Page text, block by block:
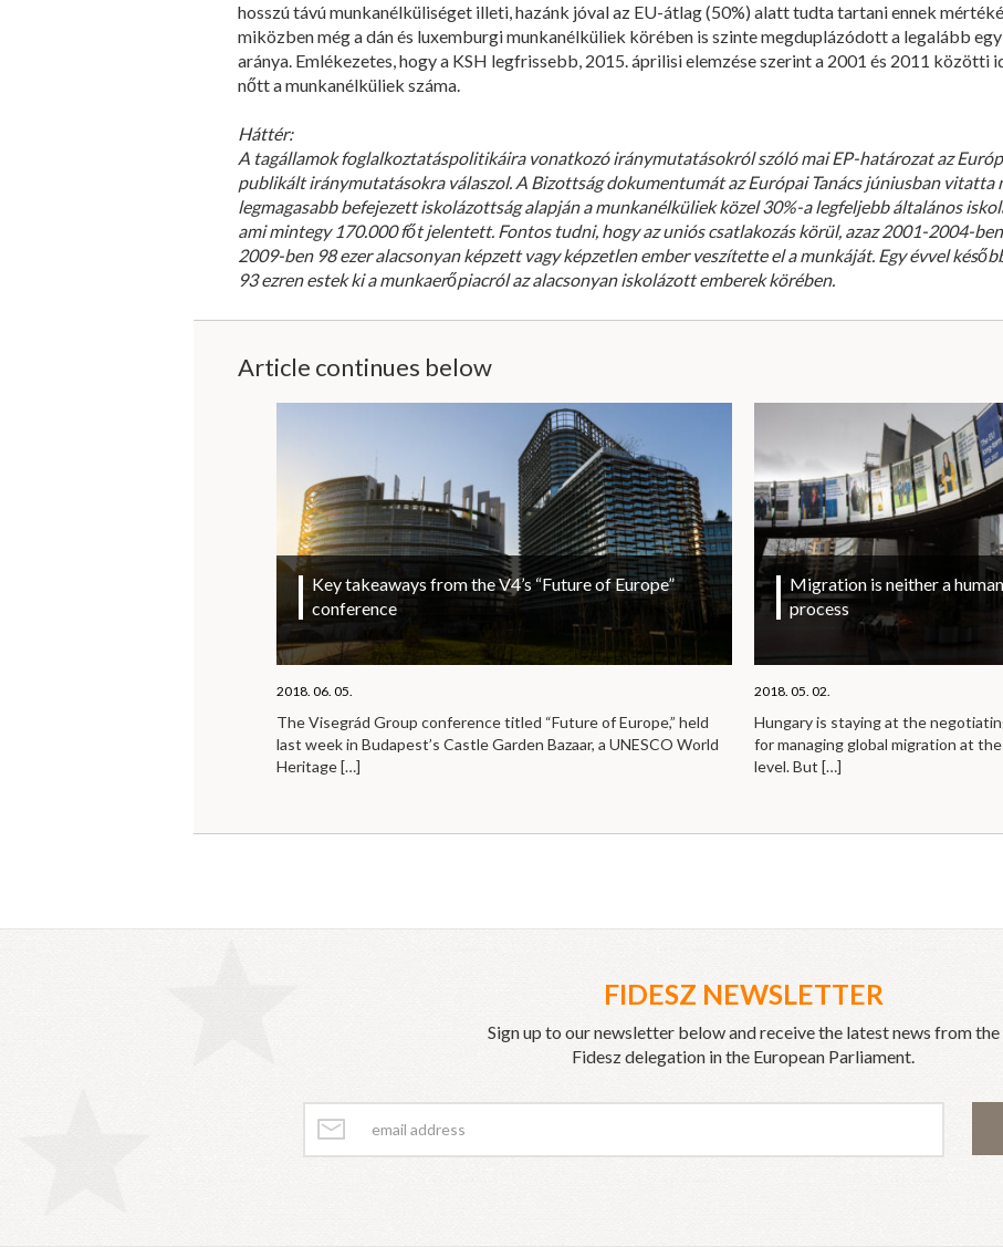
hosszú távú munkanélküliséget illeti, hazánk jóval az EU-átlag (50%) alatt tudta tartani ennek
miközben még a dán és luxemburgi munkanélküliek körében is szinte megduplázódott a legalább
aránya. Emlékezetes, hogy a KSH legfrissebb, 2015. áprilisi elemzése szerint a 2001 és 2011
nőtt a munkanélküliek száma.
Háttér:
A tagállamok foglalkoztatáspolitikáira vonatkozó iránymutatásokról szóló mai EP-határozat az
publikált iránymutatásokra válaszol. A Bizottság dokumentumát az Európai Tanács júniusban vitatta
legmagasabb befejezett iskolázottság alapján a munkanélküliek közel 30%-a legfeljebb általános
ami mintegy 170.000 főt jelentett. Fontos tudni, hogy az uniós csatlakozás körül, azaz 2001-2004-
2009-ben 98 ezer alacsonyan képzett vagy képzetlen ember veszítette el a munkáját. Egy évvel
93 ezren estek ki a munkaerőpiacról az alacsonyan iskolázott emberek körében.
Article continues below
Key takeaways from the V4’s “Future of Europe”
conference
2018. 06. 05.
The Visegrád Group conference titled “Future of Europe,” held
last week in Budapest’s Castle Garden Bazaar, a UNESCO World
Heritage[…]
Migration is neither a
process
2018. 05. 02.
Hungary is staying at the
for managing global migration at
level. But […]
FIDESZ NEWSLETTER
Sign up to our newsletter below and receive the latest news from the
Fidesz delegation in the European Parliament.